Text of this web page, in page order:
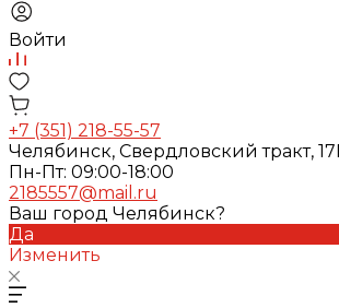
Войти
+7 (351) 218-55-57
Челябинск, Свердловский тракт,
Пн-Пт: 09:00-18:00
2185557@mail.ru
Ваш город Челябинск?
Да
Изменить